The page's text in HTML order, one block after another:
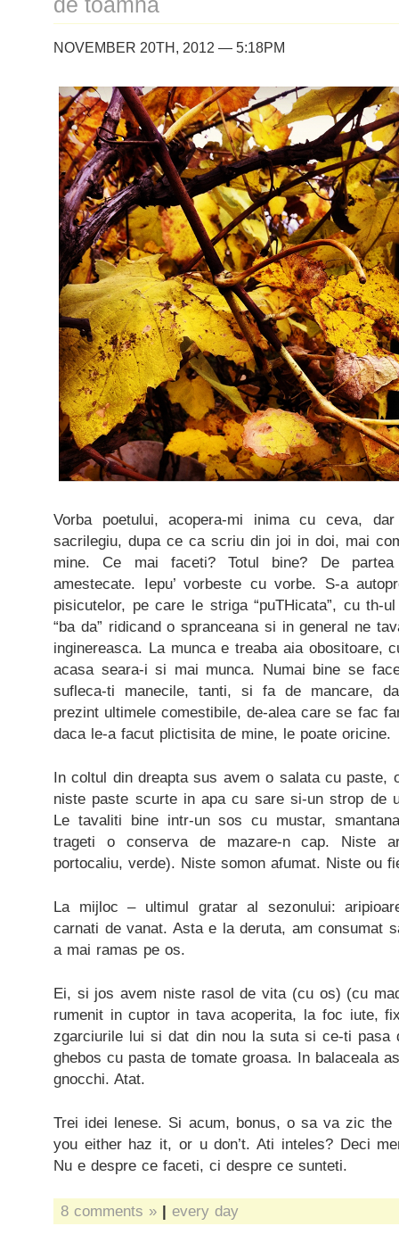
de toamna
NOVEMBER 20TH, 2012 — 5:18PM
Vorba poetului, acopera-mi inima cu ceva,
sacrilegiu, dupa ce ca scriu din joi in doi, mai
mine. Ce mai faceti? Totul bine? De
amestecate. Iepu’ vorbeste cu vorbe. S-a
pisicutelor, pe care le striga “puTHicata”, cu th-
“ba da” ridicand o spranceana si in general ne
inginereasca. La munca e treaba aia
acasa seara-i si mai munca. Numai bine se
sufleca-ti manecile, tanti, si fa de mancare,
prezint ultimele comestibile, de-alea care se fac
daca le-a facut plictisita de mine, le poate oricine.
In coltul din dreapta sus avem o salata cu paste,
niste paste scurte in apa cu sare si-un strop de
Le tavaliti bine intr-un sos cu mustar,
trageti o conserva de mazare-n cap. Niste
portocaliu, verde). Niste somon afumat. Niste ou
La mijloc – ultimul gratar al sezonului:
carnati de vanat. Asta e la deruta, am consumat
a mai ramas pe os.
Ei, si jos avem niste rasol de vita (cu os) (cu
rumenit in cuptor in tava acoperita, la foc iute,
zgarciurile lui si dat din nou la suta si ce-ti pasa
ghebos cu pasta de tomate groasa. In balaceala
gnocchi. Atat.
Trei idei lenese. Si acum, bonus, o sa va zic the
you either haz it, or u don’t. Ati inteles? Deci
Nu e despre ce faceti, ci despre ce sunteti.
8 comments » | every day